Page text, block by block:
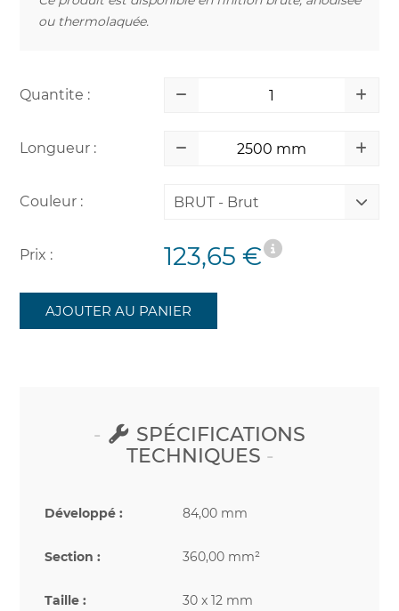
ou thermolaquée.
Quantite :
Longueur :
Couleur : BRUT - Brut
Prix : 123,65 €
AJOUTER AU PANIER
SPÉCIFICATIONS
TECHNIQUES
Développé : 84,00 mm
Section : 360,00 mm²
Taille : 30 x 12 mm